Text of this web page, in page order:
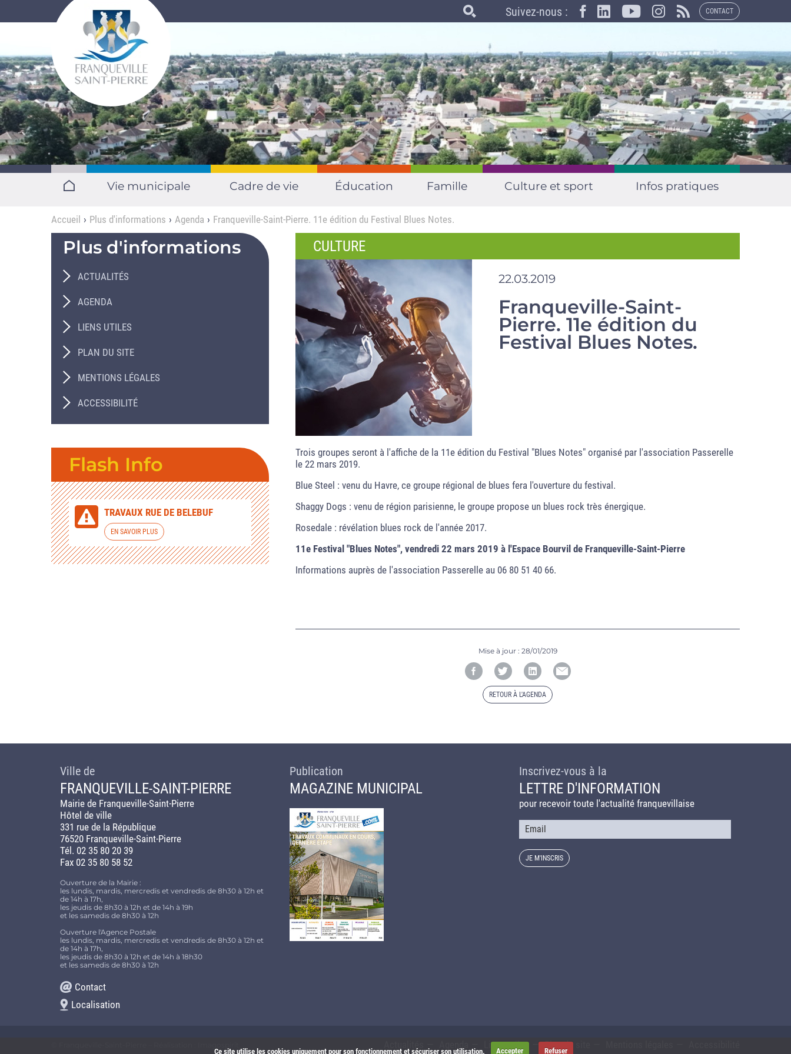
Ce site utilise les cookies uniquement pour son fonctionnement et sécuriser son utilisation. Accepter Refuser
Aller au contenu principal Suivez-nous : CONTACT
Vie municipale Cadre de vie Éducation Famille Culture et sport Infos pratiques
Accueil Plus d'informations Agenda Franqueville-Saint-Pierre. 11e édition du Festival Blues Notes.
CULTURE
22.03.2019
Franqueville-Saint-
Pierre. 11e édition du
Festival Blues Notes.
Trois groupes seront à l'affiche de la 11e édition du Festival "Blues Notes" organisé par l'association Passerelle
le 22 mars 2019.
Blue Steel : venu du Havre, ce groupe régional de blues fera l'ouverture du festival.
Shaggy Dogs : venu de région parisienne, le groupe propose un blues rock très énergique.
Rosedale : révélation blues rock de l'année 2017.
11e Festival "Blues Notes", vendredi 22 mars 2019 à l'Espace Bourvil de Franqueville-Saint-Pierre
Informations auprès de l'association Passerelle au 06 80 51 40 66.
Mise à jour : 28/01/2019
RETOUR À L'AGENDA
Plus d'informations
ACTUALITÉS
AGENDA
LIENS UTILES
PLAN DU SITE
MENTIONS LÉGALES
ACCESSIBILITÉ
Flash Info
TRAVAUX RUE DE BELEBUF
EN SAVOIR PLUS
Ville de
FRANQUEVILLE-SAINT-PIERRE
Mairie de Franqueville-Saint-Pierre
Hôtel de ville
331 rue de la République
76520 Franqueville-Saint-Pierre
Tél. 02 35 80 20 39
Fax 02 35 80 58 52
Ouverture de la Mairie :
les lundis, mardis, mercredis et vendredis de 8h30 à 12h et
de 14h à 17h,
les jeudis de 8h30 à 12h et de 14h à 19h
et les samedis de 8h30 à 12h
Ouverture l'Agence Postale
les lundis, mardis, mercredis et vendredis de 8h30 à 12h et
de 14h à 17h,
les jeudis de 8h30 à 12h et de 14h à 18h30
et les samedis de 8h30 à 12h
Contact
Localisation
Publication
MAGAZINE MUNICIPAL
Inscrivez-vous à la
LETTRE D'INFORMATION
pour recevoir toute l'actualité franquevillaise
Courriel
Actualités Agenda Liens utiles Plan du site